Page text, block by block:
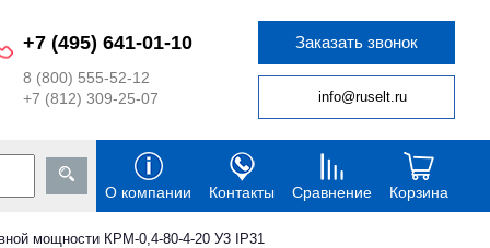
+7 (495) 641-01-10
8 (800) 555-52-12
+7 (812) 309-25-07
Заказать звонок
info@ruselt.ru
О компании Контакты Сравнение Корзина
мощности КРМ-0,4-80-4-20 У3 IP31